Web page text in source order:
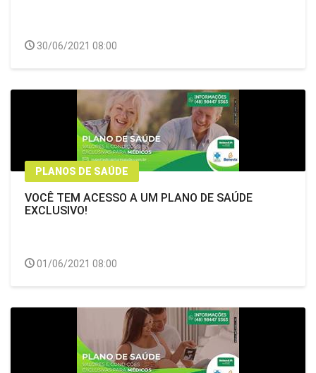
30/06/2021 08:00
PLANOS DE SAÚDE
VOCÊ TEM ACESSO A UM PLANO DE SAÚDE
EXCLUSIVO!
01/06/2021 08:00